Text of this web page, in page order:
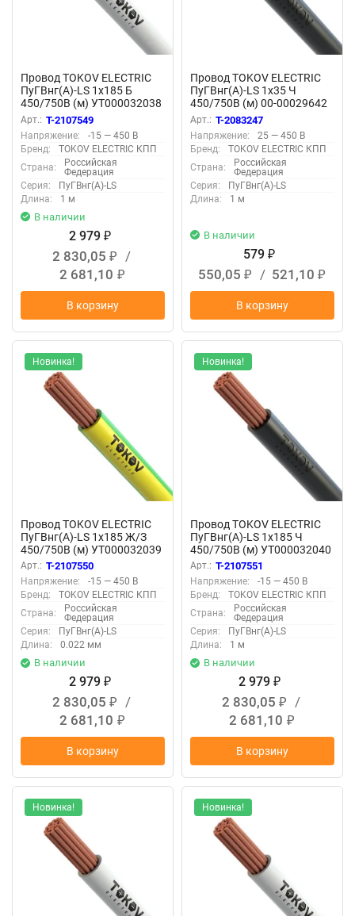
Провод TOKOV ELECTRIC
ПуГВнг(А)-LS 1х185 Б
450/750В (м) УТ000032038
Арт.: T-2107549
Напряжение:
-15 — 450 В
Бренд:
TOKOV ELECTRIC КПП
Страна:
Российская
Федерация
Серия:
ПуГВнг(А)-LS
Длина:
1 м
В наличии
2 979 ₽
2 830,05 ₽
/
2 681,10 ₽
В корзину
Провод TOKOV ELECTRIC
ПуГВнг(А)-LS 1х35 Ч
450/750В (м) 00-00029642
Арт.: T-2083247
Напряжение:
25 — 450 В
Бренд:
TOKOV ELECTRIC КПП
Страна:
Российская
Федерация
Серия:
ПуГВнг(А)-LS
Длина:
1 м
В наличии
579 ₽
550,05 ₽ / 521,10 ₽
В корзину
Новинка!
Провод TOKOV ELECTRIC
ПуГВнг(А)-LS 1х185 Ж/З
450/750В (м) УТ000032039
Арт.: T-2107550
Напряжение:
-15 — 450 В
Бренд:
TOKOV ELECTRIC КПП
Страна:
Российская
Федерация
Серия:
ПуГВнг(А)-LS
Длина:
0.022 мм
В наличии
2 979 ₽
2 830,05 ₽
/
2 681,10 ₽
В корзину
Новинка!
Провод TOKOV ELECTRIC
ПуГВнг(А)-LS 1х185 Ч
450/750В (м) УТ000032040
Арт.: T-2107551
Напряжение:
-15 — 450 В
Бренд:
TOKOV ELECTRIC КПП
Страна:
Российская
Федерация
Серия:
ПуГВнг(А)-LS
Длина:
1 м
В наличии
2 979 ₽
2 830,05 ₽
/
2 681,10 ₽
В корзину
Новинка! Новинка!